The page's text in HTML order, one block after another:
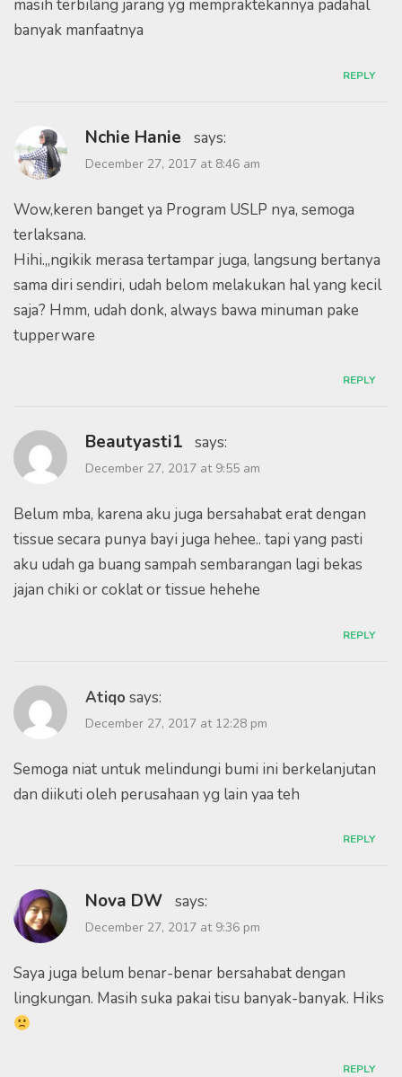
masih terbilang jarang yg mempraktekannya padahal
banyak manfaatnya
REPLY
Nchie Hanie says:
December 27, 2017 at 8:46 am
Wow,keren banget ya Program USLP nya, semoga
terlaksana.
Hihi.,,ngikik merasa tertampar juga, langsung bertanya
sama diri sendiri, udah belom melakukan hal yang kecil
saja? Hmm, udah donk, always bawa minuman pake
tupperware
REPLY
Beautyasti1 says:
December 27, 2017 at 9:55 am
Belum mba, karena aku juga bersahabat erat dengan
tissue secara punya bayi juga hehee.. tapi yang pasti
aku udah ga buang sampah sembarangan lagi bekas
jajan chiki or coklat or tissue hehehe
REPLY
Atiqo says:
December 27, 2017 at 12:28 pm
Semoga niat untuk melindungi bumi ini berkelanjutan
dan diikuti oleh perusahaan yg lain yaa teh
REPLY
Nova DW says:
December 27, 2017 at 9:36 pm
Saya juga belum benar-benar bersahabat dengan
lingkungan. Masih suka pakai tisu banyak-banyak. Hiks
REPLY